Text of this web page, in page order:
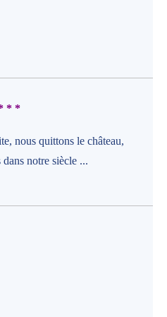
* *
nous quittons le château,
notre siècle ...